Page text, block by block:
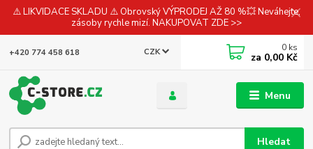
⚠️ LIKVIDACE SKLADU ⚠️ Obrovský VÝPRODEJ AŽ 80 %💥 Neváhejte,
zásoby rychle mizí. NAKUPOVAT ZDE >>
Menu
CZK
Hledat
+420 774 458 618 0 ks
za 0,00 Kč